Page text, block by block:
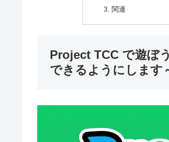
関連
Project TCC で遊ぼ
できるようにします